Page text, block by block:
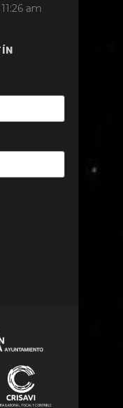
am